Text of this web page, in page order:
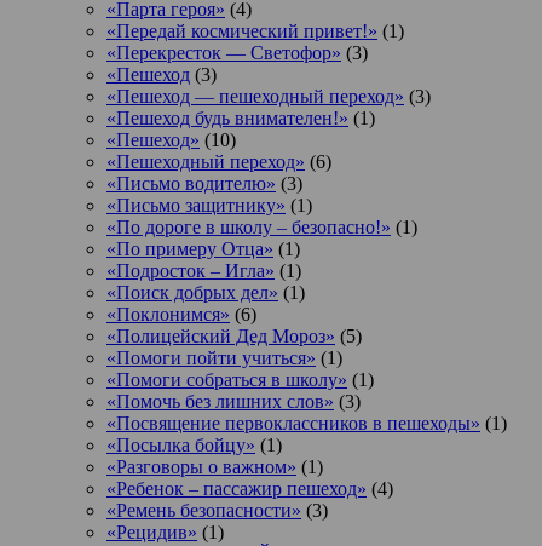
«Парта героя» (4)
«Передай космический привет!» (1)
«Перекресток — Светофор» (3)
«Пешеход (3)
«Пешеход — пешеходный переход» (3)
«Пешеход будь внимателен!» (1)
«Пешеход» (10)
«Пешеходный переход» (6)
«Письмо водителю» (3)
«Письмо защитнику» (1)
«По дороге в школу – безопасно!» (1)
«По примеру Отца» (1)
«Подросток ‒ Игла» (1)
«Поиск добрых дел» (1)
«Поклонимся» (6)
«Полицейский Дед Мороз» (5)
«Помоги пойти учиться» (1)
«Помоги собраться в школу» (1)
«Помочь без лишних слов» (3)
«Посвящение первоклассников в пешеходы» (1)
«Посылка бойцу» (1)
«Разговоры о важном» (1)
«Ребенок – пассажир пешеход» (4)
«Ремень безопасности» (3)
«Рецидив» (1)